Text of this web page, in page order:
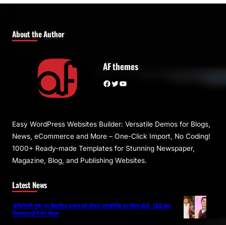
About the Author
AF themes
Facebook Twitter YouTube
Easy WordPress Websites Builder: Versatile Demos for Blogs,
News, eCommerce and More – One-Click Import, No Coding!
1000+ Ready-made Templates for Stunning Newspaper,
Magazine, Blog, and Publishing Websites.
Latest News
अभिनेत्री तृषा पर विवादित बयान को लेकर उदयनिधि स्टालिन बोले- 100 बार
गिरफ्तार होने को तैयार